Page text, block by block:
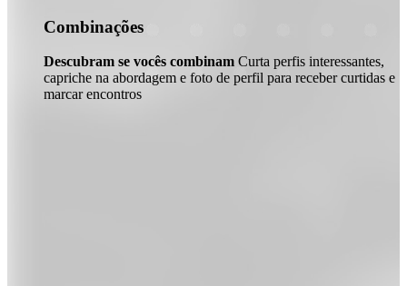
Combinações
Descubram se vocês combinam Curta perfis interessantes,
capriche na abordagem e foto de perfil para receber curtidas e
marcar encontros